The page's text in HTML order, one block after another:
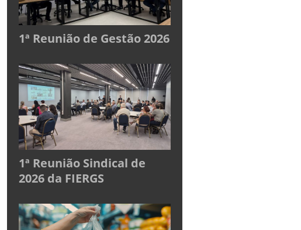
1ª Reunião de Gestão 2026
1ª Reunião Sindical de
2026 da FIERGS